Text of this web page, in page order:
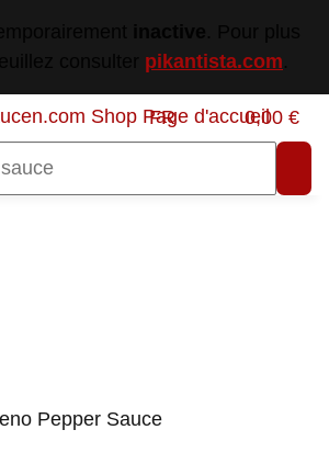
pikantista.com
FR 0,00 €